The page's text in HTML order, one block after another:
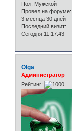
Пол: Мужской
Провел на форуме:
3 месяца 30 дней
Последний визит:
Сегодня 11:17:43
Olga
Администратор
Рейтинг: